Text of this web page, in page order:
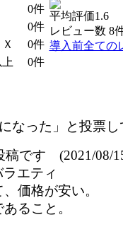
0件
0件
0件
0件
平均評価1.6
レビュー数 8
導入前全ての
なった」と投票
稿です (2021/08/
ラエティ
価格が安い。
ること。